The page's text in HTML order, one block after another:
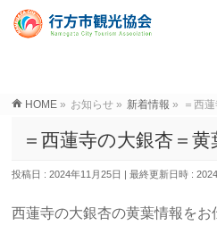
HOME » お知らせ » 新着情報 » ＝西
＝西蓮寺の大銀杏＝黄
投稿日 : 2024年11月25日 最終更新日時 :
西蓮寺の大銀杏の黄葉情報をお